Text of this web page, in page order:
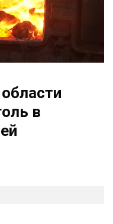
в